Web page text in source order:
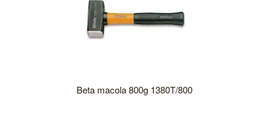
Beta macola 800g 1380T/800